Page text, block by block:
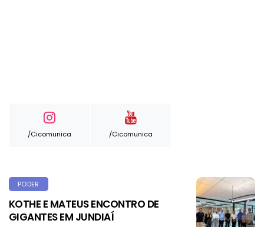
/cicomunica /cicomunica
PODER
KOTHE E MATEUS ENCONTRO DE
GIGANTES EM JUNDIAÍ